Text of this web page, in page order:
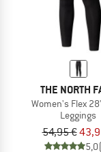
THE NORTH
Women's Flex
Leggings
54,95 €
5,0